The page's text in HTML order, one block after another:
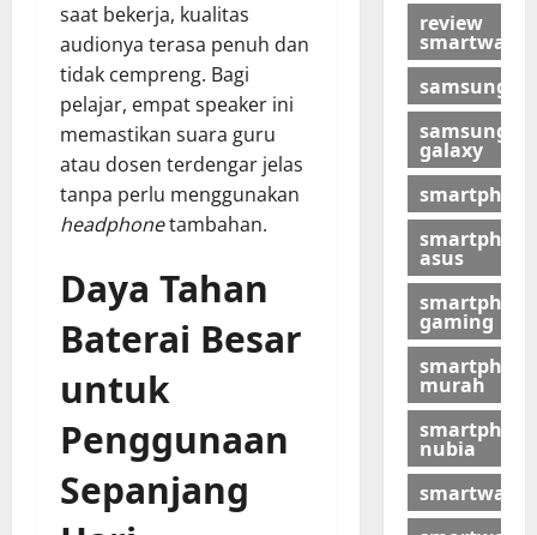
saat bekerja, kualitas
audionya terasa penuh dan
tidak cempreng. Bagi
pelajar, empat speaker ini
memastikan suara guru
atau dosen terdengar jelas
tanpa perlu menggunakan
headphonetambahan.
Daya Tahan
Baterai Besar
untuk
Penggunaan
Sepanjang
review
smartwatch
samsung
samsung
galaxy
smartphone
smartphone
asus
smartphone
gaming
smartphone
murah
smartphone
nubia
smartwatch